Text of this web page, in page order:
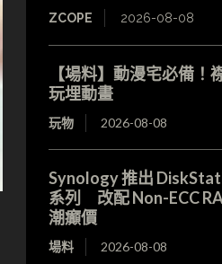
ZCOPE 2026-08-08
【場料】動漫宅必備！
玩埋動畫
玩物 2026-08-08
Synology 推出
系列 改配 Non-ECC
潮癲價
場料 2026-08-08